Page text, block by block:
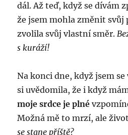
dál. Až teď, když se dívám
že jsem mohla změnit svůj
zvolila svůj vlastní směr.
s kuráží!
Na konci dne, když jsem
si uvědomila, že i když
moje srdce je plné
Možná mě to mrzí, ale
se stane příště?